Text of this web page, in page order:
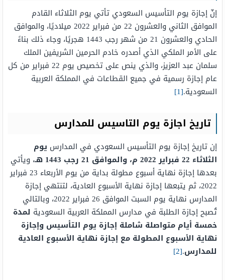
إنّ إجازة يوم التأسيس السعودي تأتي يوم الثلاثاء القادم
الموافق الثاني والعشرون 22 من فبراير 2022 ميلاديًا، والموافق
الحادي والعشرون 21 من شهر رجب 1443 هجريًا، وجاء ذلك بناءً
على الأمر الملكي الذي أصدره خادم الحرمين الشريفين الملك
سلمان عبد العزيز، والذي ينص على تخصيص يوم 22 فبراير من كل
عام إجازة رسمية في جميع القطاعات في المملكة العربية
السعودية.[1]
تاريخ اجازة يوم التاسيس للمدارس
إن تاريخ إجازة يوم التأسيس السعودي في المدارس يوم
الثلاثاء 22 فبراير 2022 م، والموافق 21 رجب 1443 هـ
، ويأتي
بعدها إجازة نهاية أسبوع مطولة بداية من يوم الأربعاء 23 فبراير
2022، ثم يتبعها إجازة نهاية الأسبوع العادية، لتنتهي إجازة
المدارس نهاية يوم السبت الموافق 26 فبراير 2022، وبالتالي
تُصبح إجازة الطلبة في مدارس المملكة العربية السعودية لمدة
خمسة أيام متواصلة شاملة إجازة يوم التأسيس وإجازة
نهاية الأسبوع المطولة مع إجازة نهاية الأسبوع العادية
للمدارس.
[2]